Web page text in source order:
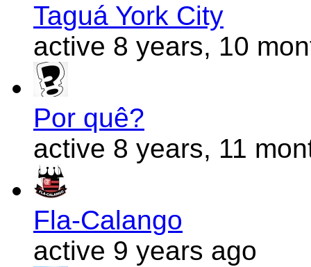
Taguá York City
active 8 years, 10
Por quê?
active 8 years, 11
Fla-Calango
active 9 years ago